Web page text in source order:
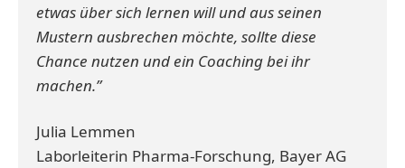
etwas über sich lernen will und aus seinen
Mustern ausbrechen möchte, sollte diese
Chance nutzen und ein Coaching bei ihr
machen.”
Julia Lemmen
Laborleiterin Pharma-Forschung, Bayer AG